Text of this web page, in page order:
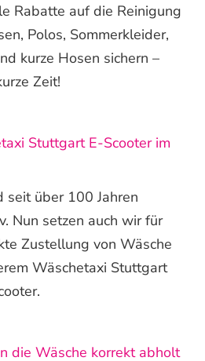
Rabatte auf die Reinigung
Polos, Sommerkleider,
kurze Hosen sichern –
Zeit!
Stuttgart E-Scooter im
seit über 100 Jahren
Nun setzen auch wir für
Zustellung von Wäsche
Wäschetaxi Stuttgart
die Wäsche korrekt abholt